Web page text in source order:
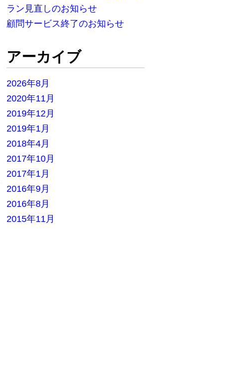
ラン見直しのお知らせ
顧問サービス終了のお知らせ
アーカイブ
2026年8月
2020年11月
2019年12月
2019年1月
2018年4月
2017年10月
2017年1月
2016年9月
2016年8月
2015年11月